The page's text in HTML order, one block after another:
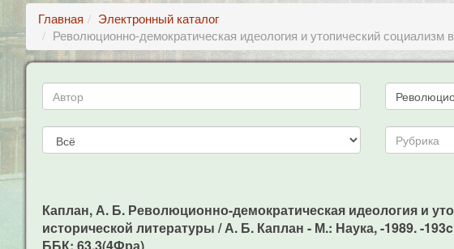
Главная
Электронный каталог
Революционно-демократическая идеология и утопический
Каплан, А. Б. Революционно-демократическая идеология и
исторической литературы / А. Б. Каплан - М.: Наука, -1989. -